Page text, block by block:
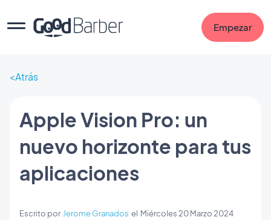
Empezar
Atrás
Apple Vision Pro: un
nuevo horizonte para tus
aplicaciones
Escrito por Jerome Granados el Miércoles 20 Marzo 2024